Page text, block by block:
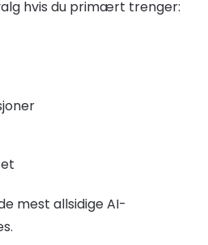
hvis du primært trenger:
mest allsidige AI-